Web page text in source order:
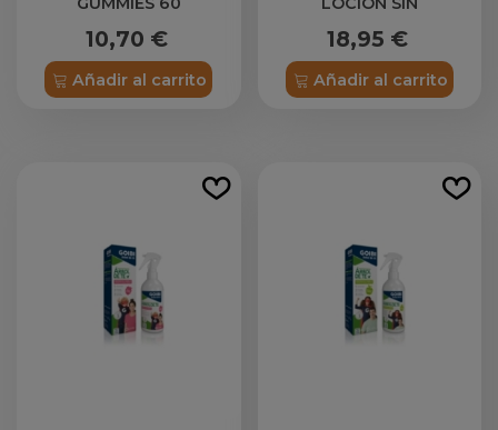
CARAMELOS DE GOMA
10,70 €
Añadir al carrito
INSECTICIDAS 1 ENVASE
200 ML
18,95 €
Añadir al carrito